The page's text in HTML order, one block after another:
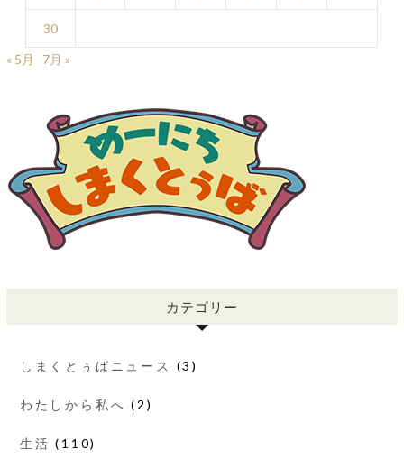
30
« 5月
7月 »
カテゴリー
しまくとぅばニュース (3)
わたしから私へ (2)
生活 (110)